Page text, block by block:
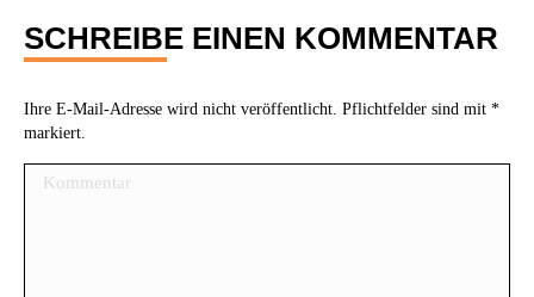
SCHREIBE EINEN KOMMENTAR
Ihre E-Mail-Adresse wird nicht veröffentlicht. Pflichtfelder sind mit *
markiert.
Kommentar